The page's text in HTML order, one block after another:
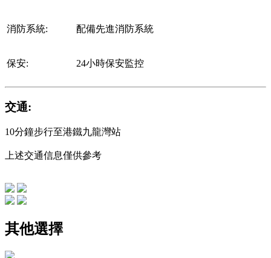
消防系統: 配備先進消防系統
保安: 24小時保安監控
交通:
10分鐘步行至港鐵九龍灣站
上述交通信息僅供參考
其他選擇